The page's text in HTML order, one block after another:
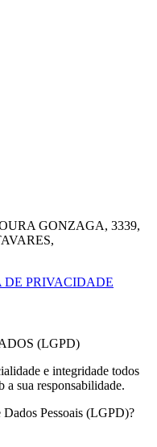
GONZAGA, 3339,
DE PRIVACIDADE
(LGPD)
e integridade todos
a sua responsabilidade.
Pessoais (LGPD)?